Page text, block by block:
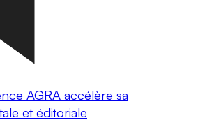
AGRA accélère sa
et éditoriale